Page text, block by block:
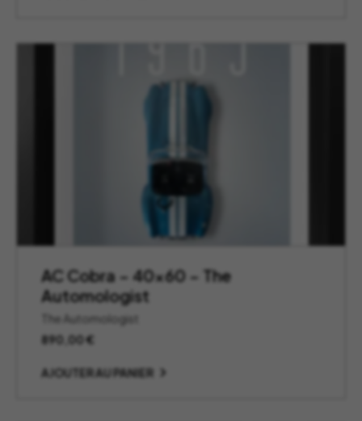
AC Cobra – 40×60 – The
Automologist
The Automologist
890,00€
AJOUTER AU PANIER